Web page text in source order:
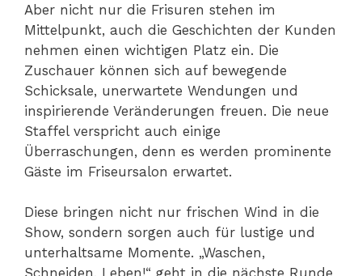
Aber nicht nur die Frisuren stehen im
Mittelpunkt, auch die Geschichten der Kunden
nehmen einen wichtigen Platz ein. Die
Zuschauer können sich auf bewegende
Schicksale, unerwartete Wendungen und
inspirierende Veränderungen freuen. Die neue
Staffel verspricht auch einige
Überraschungen, denn es werden prominente
Gäste im Friseursalon erwartet.
Diese bringen nicht nur frischen Wind in die
Show, sondern sorgen auch für lustige und
unterhaltsame Momente. „Waschen,